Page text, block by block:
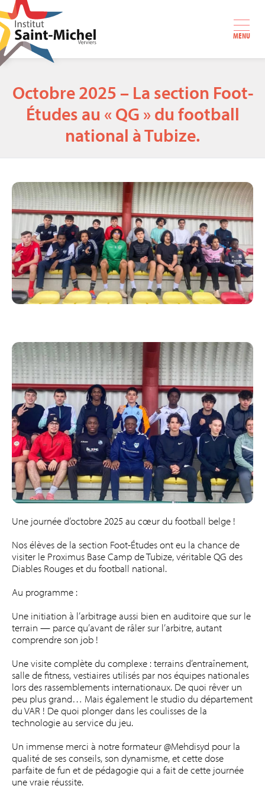
MENU
Octobre 2025 – La section Foot-
Études au « QG » du football
national à Tubize.
Une journée d’octobre 2025 au cœur du football belge !
Nos élèves de la section Foot-Études ont eu la chance de
visiter le Proximus Base Camp de Tubize, véritable QG des
Diables Rouges et du football national.
Au programme :
Une initiation à l’arbitrage aussi bien en auditoire que sur le
terrain — parce qu’avant de râler sur l’arbitre, autant
comprendre son job !
Une visite complète du complexe : terrains d’entraînement,
salle de fitness, vestiaires utilisés par nos équipes nationales
lors des rassemblements internationaux. De quoi rêver un
peu plus grand… Mais également le studio du département
du VAR ! De quoi plonger dans les coulisses de la
technologie au service du jeu.
Un immense merci à notre formateur @Mehdisyd pour la
qualité de ses conseils, son dynamisme, et cette dose
parfaite de fun et de pédagogie qui a fait de cette journée
une vraie réussite.